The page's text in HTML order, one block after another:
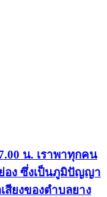
น. เราพาทุกคน
อง ซึ่งเป็นภูมิปัญญา
ยงของตำบลยาง